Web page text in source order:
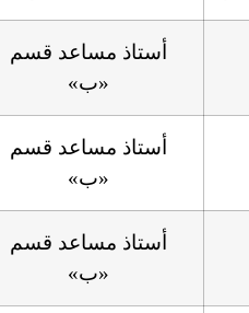
أستاذ مساعد قسم
«ب»
أستاذ مساعد قسم
«ب»
أستاذ مساعد قسم
«ب»